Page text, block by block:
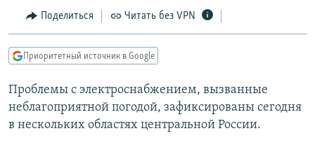
Вернутся
поиску
КУЛЬТУРА
КАВКАЗ.РЕАЛИИ
СЕВЕР.РЕАЛИИ
СИБИРЬ.РЕАЛИИ
Поделиться Читать без VPN
Приоритетный источник в Google
Проблемы с электроснабжением, вызванные
неблагоприятной погодой, зафиксированы сегодня
в нескольких областях центральной России.